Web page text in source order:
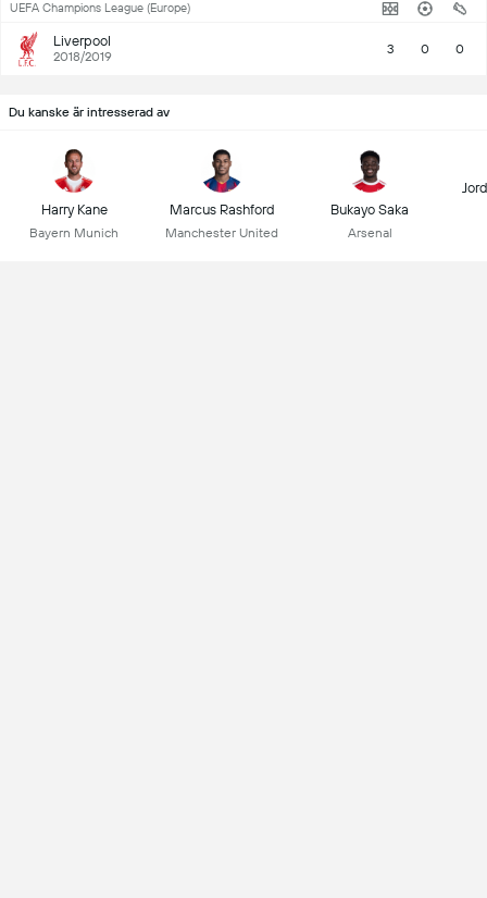
UEFA Champions League (Europe)
Liverpool
2018/2019 3 0 0
Du kanske är intresserad av
Harry Kane
Bayern Munich
Marcus Rashford
Manchester United
Bukayo Saka
Arsenal